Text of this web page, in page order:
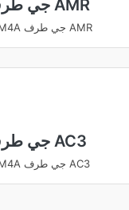
M4A جي طرف AMR
تبديل ڪريو M4A جي طرف AMR
M4A جي طرف AC3
تبديل ڪريو M4A جي طرف AC3